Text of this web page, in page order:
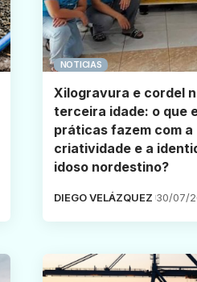
NOTICIAS
Xilogravura e cordel
terceira idade: o que
práticas fazem com a
criatividade e a
idoso nordestino?
DIEGO VELÁZQUEZ 30/07/